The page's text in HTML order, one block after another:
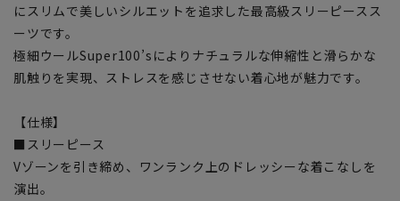
にスリムで美しいシルエットを追求した最高級スリーピースス
ーツです。
極細ウールSuper100’sによりナチュラルな伸縮性と滑らかな
肌触りを実現、ストレスを感じさせない着心地が魅力です。
【仕様】
■スリーピース
Vゾーンを引き締め、ワンランク上のドレッシーな着こなしを
演出。